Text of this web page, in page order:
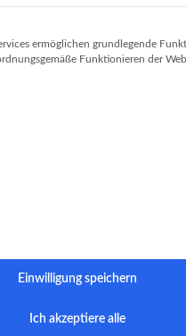
Landsberg am Lech
offene und sehr nette Art der
hier.
der Service-Gruppen, für die eine
ermöglichen grundlegende
Funktionieren der
Einwilligung speichern
Ich akzeptiere alle